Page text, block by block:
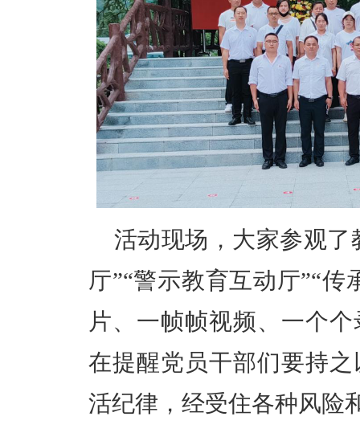
活动现场，大家参观了
厅”“警示教育互动厅”“
片、一帧帧视频、一个
在提醒党员干部们要持
活纪律，经受住各种风险